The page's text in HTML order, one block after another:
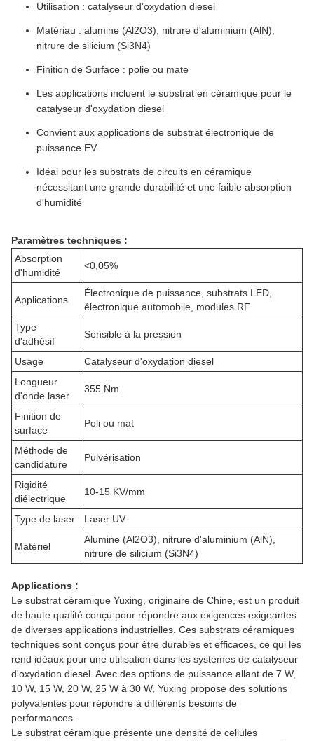
Utilisation : catalyseur d'oxydation diesel
Matériau : alumine (Al2O3), nitrure d'aluminium (AlN),
nitrure de silicium (Si3N4)
Finition de Surface : polie ou mate
Les applications incluent le substrat en céramique pour le
catalyseur d'oxydation diesel
Convient aux applications de substrat électronique de
puissance EV
Idéal pour les substrats de circuits en céramique
nécessitant une grande durabilité et une faible absorption
d'humidité
Paramètres techniques :
Absorption
d'humidité
<0,05%
Applications
Électronique de puissance, substrats LED,
électronique automobile, modules RF
Type
d'adhésif
Sensible à la pression
Usage
Catalyseur d'oxydation diesel
Longueur
d'onde laser
355 Nm
Finition de
surface
Poli ou mat
Méthode de
candidature
Pulvérisation
Rigidité
diélectrique
10-15 KV/mm
Type de laser Laser UV
Matériel
Alumine (Al2O3), nitrure d'aluminium (AlN),
nitrure de silicium (Si3N4)
Applications :
Le substrat céramique Yuxing, originaire de Chine, est un produit
de haute qualité conçu pour répondre aux exigences exigeantes
de diverses applications industrielles. Ces substrats céramiques
techniques sont conçus pour être durables et efficaces, ce qui les
rend idéaux pour une utilisation dans les systèmes de catalyseur
d'oxydation diesel. Avec des options de puissance allant de 7 W,
10 W, 15 W, 20 W, 25 W à 30 W, Yuxing propose des solutions
polyvalentes pour répondre à différents besoins de
performances.
Le substrat céramique présente une densité de cellules